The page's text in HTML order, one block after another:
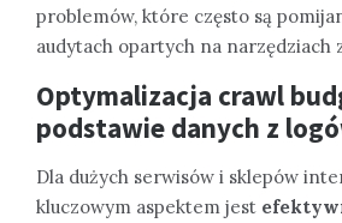
problemów, które często są
audytach opartych na narzędziach
Optymalizacja crawl
podstawie danych z
Dla dużych serwisów i sklepów
kluczowym aspektem jest